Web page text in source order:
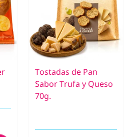
Tostadas de Pan
Sabor Trufa y Queso
70g.